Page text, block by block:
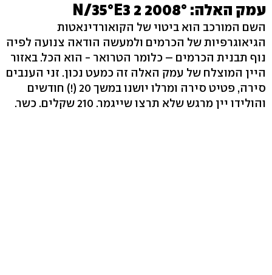
עמק האלה: °N/35°E3 2 2008
השם המורכב הוא ביטוי של הקואורדינאטות
הגיאוגרפיות של הכרמים ולמעשה הודאה צנועה לפיה
נוף תבנית הכרמים – כלומר הטרואר - הוא הכל. באזור
היין המוצלח של עמק האלה זה כמעט נכון. זני הענבים
סירה, פטיט סירה ומרלו יושנו במשך 20 (!) חודשים
והולידו יין מרגש שלא תרצו שייגמר. 210 שקלים. כשר.